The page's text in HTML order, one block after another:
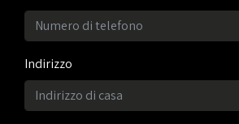
Indirizzo